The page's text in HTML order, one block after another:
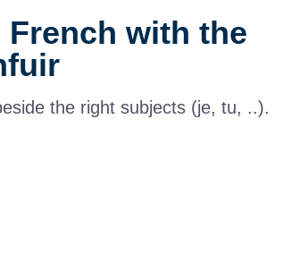
French with the
the right subjects (je, tu, ..).